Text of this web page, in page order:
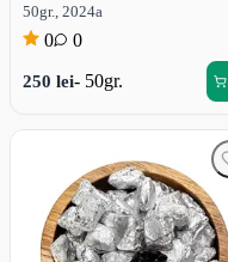
50gr., 2024a
0 0
250 lei- 50gr.